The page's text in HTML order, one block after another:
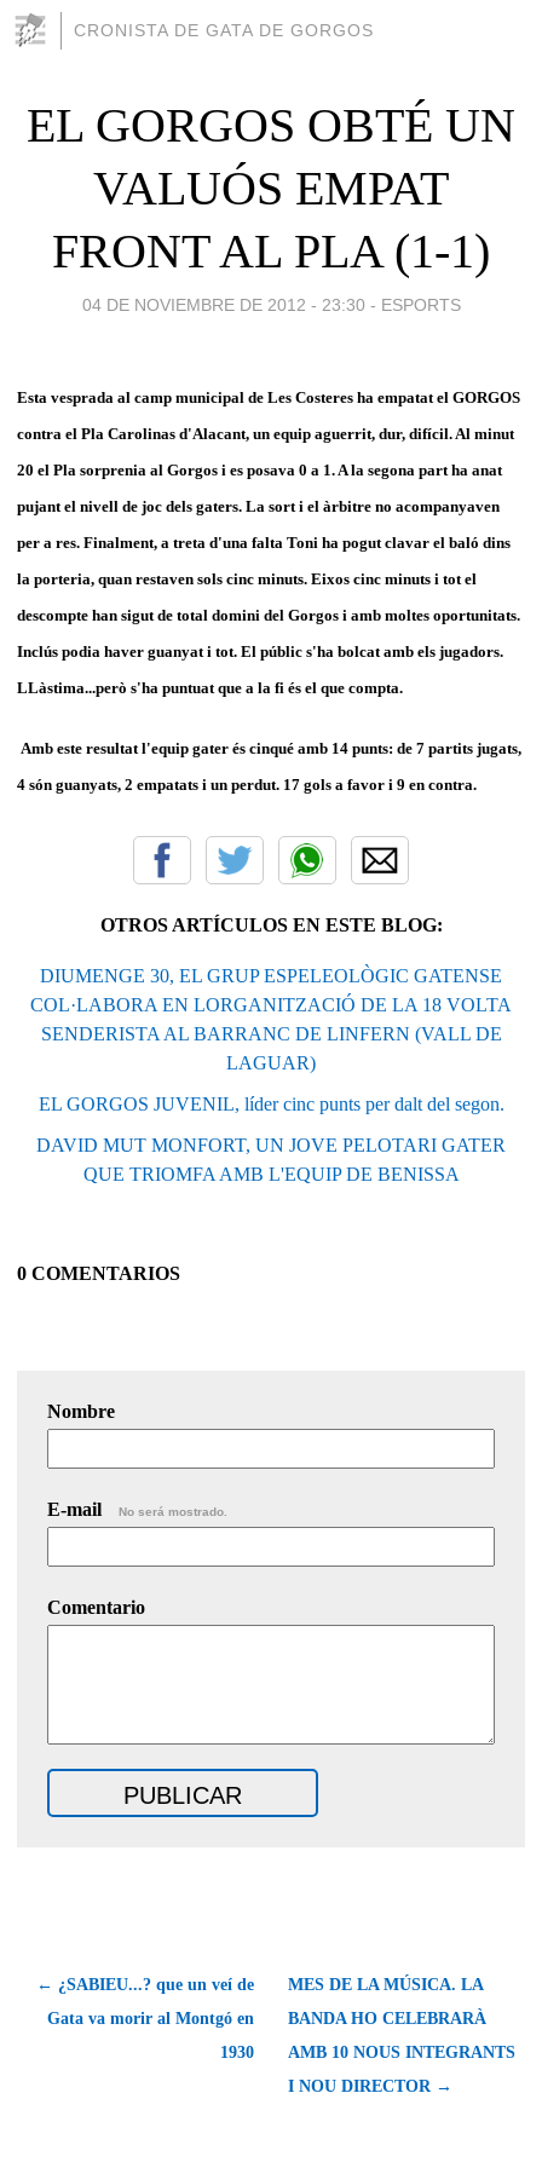
CRONISTA DE GATA DE GORGOS
EL GORGOS OBTÉ UN
VALUÓS EMPAT
FRONT AL PLA (1-1)
04 DE NOVIEMBRE DE 2012 - 23:30 - ESPORTS
Esta vesprada al camp municipal de Les Costeres ha empatat el GORGOS
contra el Pla Carolinas d'Alacant, un equip aguerrit, dur, difícil. Al minut
20 el Pla sorprenia al Gorgos i es posava 0 a 1. A la segona part ha anat
pujant el nivell de joc dels gaters. La sort i el àrbitre no acompanyaven
per a res. Finalment, a treta d'una falta Toni ha pogut clavar el baló dins
la porteria, quan restaven sols cinc minuts. Eixos cinc minuts i tot el
descompte han sigut de total domini del Gorgos i amb moltes oportunitats.
Inclús podia haver guanyat i tot. El públic s'ha bolcat amb els jugadors.
LLàstima...però s'ha puntuat que a la fi és el que compta.
Amb este resultat l'equip gater és cinqué amb 14 punts: de 7 partits jugats,
4 són guanyats, 2 empatats i un perdut. 17 gols a favor i 9 en contra.
OTROS ARTÍCULOS EN ESTE BLOG:
DIUMENGE 30, EL GRUP ESPELEOLÒGIC GATENSE
COL·LABORA EN LORGANITZACIÓ DE LA 18 VOLTA
SENDERISTA AL BARRANC DE LINFERN (VALL DE
LAGUAR)
EL GORGOS JUVENIL, líder cinc punts per dalt del segon.
DAVID MUT MONFORT, UN JOVE PELOTARI GATER
QUE TRIOMFA AMB L'EQUIP DE BENISSA
0 COMENTARIOS
Nombre
E-mail No será mostrado.
Comentario
← ¿SABIEU...? que un veí de
Gata va morir al Montgó en
1930
MES DE LA MÚSICA. LA
BANDA HO CELEBRARÀ
AMB 10 NOUS INTEGRANTS
I NOU DIRECTOR →